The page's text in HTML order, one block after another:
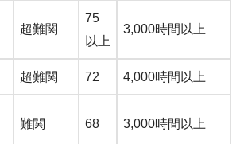
超難関
75
以上
3,000時間以上
超難関 72 4,000時間以上
難関 68 3,000時間以上